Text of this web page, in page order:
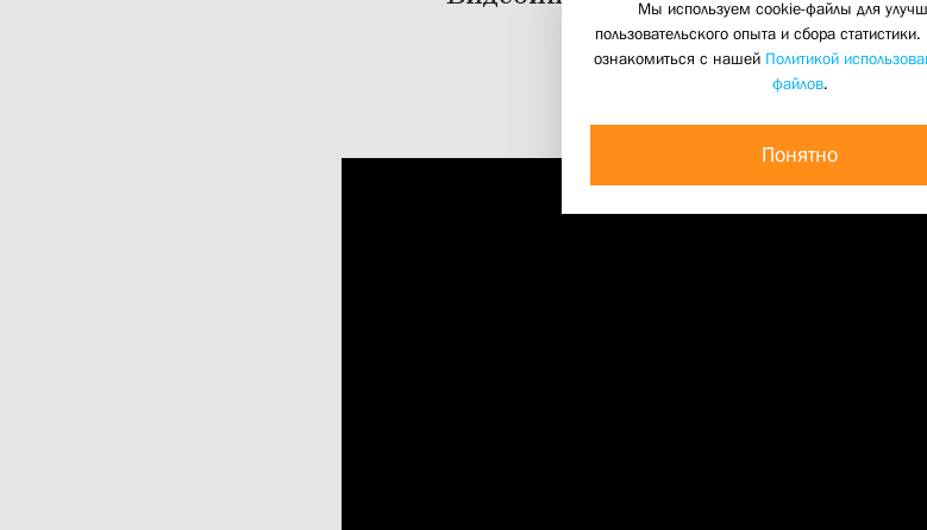
02 июня 2012
Мы используем cookie-файлы для
пользовательского опыта и сбора
ознакомиться с нашей Политикой
файлов.
Понятно